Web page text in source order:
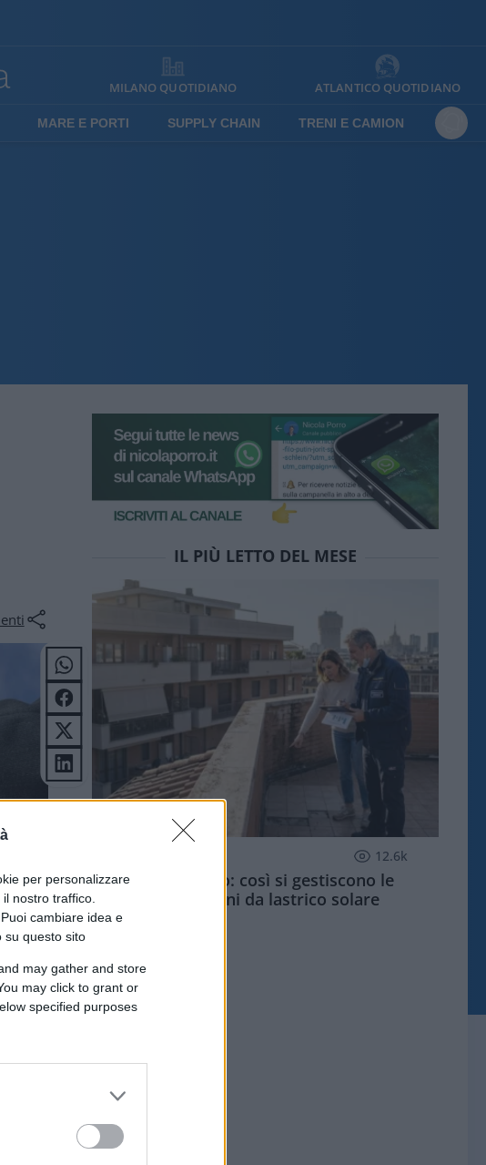
per personalizzare
nostro traffico.
cambiare idea e
su questo sito
may gather and store
may click to grant or
specified purposes
MILANO QUOTIDIANO ATLANTICO QUOTIDIANO
MARE E PORTI SUPPLY CHAIN TRENI E CAMION
IL PIÙ LETTO DEL MESE
12.6k
Condominio: così si gestiscono le
infiltrazioni da lastrico solare